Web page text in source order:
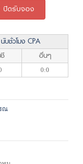
ปิดรับจอง
นับชั่วโมง CPA
อื่นๆ
0:0
ณ